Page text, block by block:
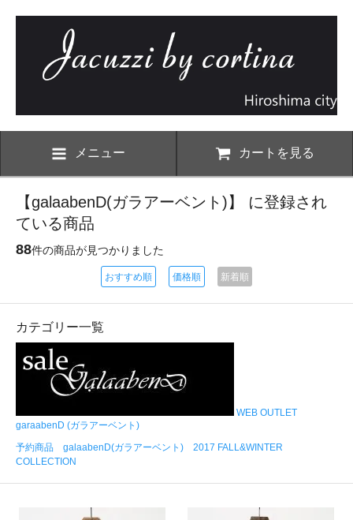
メニュー カートを見る
【galaabenD(ガラアーベント)】 に登録され
ている商品
88件の商品が見つかりました
おすすめ順 価格順 新着順
カテゴリー一覧
WEB OUTLET
garaabenD (ガラアーベント)
予約商品 galaabenD(ガラアーベント) 2017 FALL&WINTER
COLLECTION